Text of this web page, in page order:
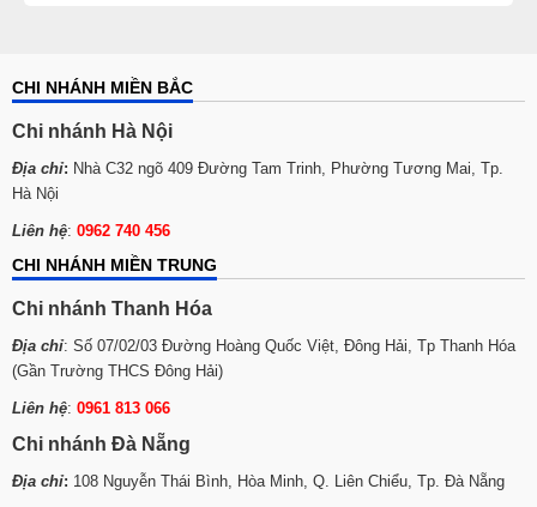
CHI NHÁNH MIỀN BẮC
Chi nhánh Hà Nội
Địa chỉ: Nhà C32 ngõ 409 Đường Tam Trinh, Phường Tương Mai, Tp.
Hà Nội
Liên hệ: 0962 740 456
CHI NHÁNH MIỀN TRUNG
Chi nhánh Thanh Hóa
Địa chỉ: Số 07/02/03 Đường Hoàng Quốc Việt, Đông Hải, Tp Thanh Hóa
(Gần Trường THCS Đông Hải)
Liên hệ: 0961 813 066
Chi nhánh Đà Nẵng
Địa chỉ: 108 Nguyễn Thái Bình, Hòa Minh, Q. Liên Chiểu, Tp. Đà Nẵng